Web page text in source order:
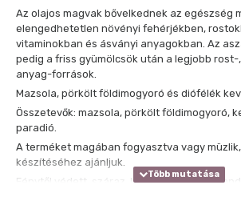
Az olajos magvak bővelkednek az egészség
elengedhetetlen növényi fehérjékben,
vitaminokban és ásványi anyagokban. Az
pedig a friss gyümölcsök után a legjobb
anyag-források.
Mazsola, pörkölt földimogyoró és diófélék
Összetevők: mazsola, pörkölt földimogyoró,
paradió.
A terméket magában fogyasztva vagy
készítéséhez ajánljuk.
Fénytől védett, száraz, hűvös helyen